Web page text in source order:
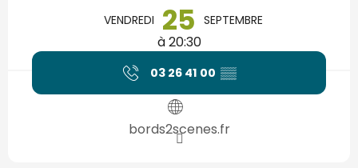
VENDREDI 25 SEPTEMBRE
à 20:30
03 26 41 00 ▒▒
bords2scenes.fr